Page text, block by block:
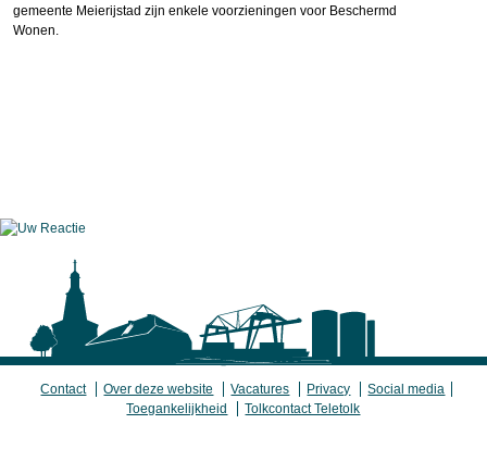
gemeente Meierijstad zijn enkele voorzieningen voor Beschermd
Wonen.
Contact Over deze website Vacatures Privacy
Social media
Toegankelijkheid
Tolkcontact Teletolk